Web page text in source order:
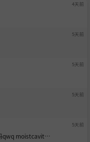
4天前
5天前
5天前
5天前
5天前
qwq moistcavit…